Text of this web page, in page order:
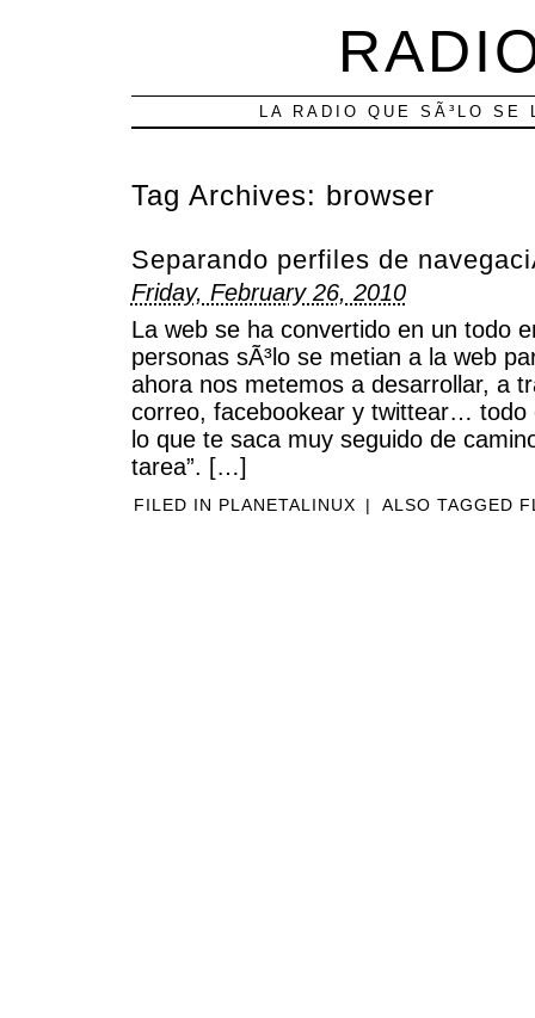
LA RADIO QUE SÃ³LO
Tag Archives: browser
Separando perfiles de
Friday, February 26, 2010
La web se ha convertido en un todo
personas sÃ³lo se metian a la web
ahora nos metemos a desarrollar, a
correo, facebookear y twittear… todo
lo que te saca muy seguido de
tarea”. […]
FILED IN PLANETALINUX | ALSO TAGGED